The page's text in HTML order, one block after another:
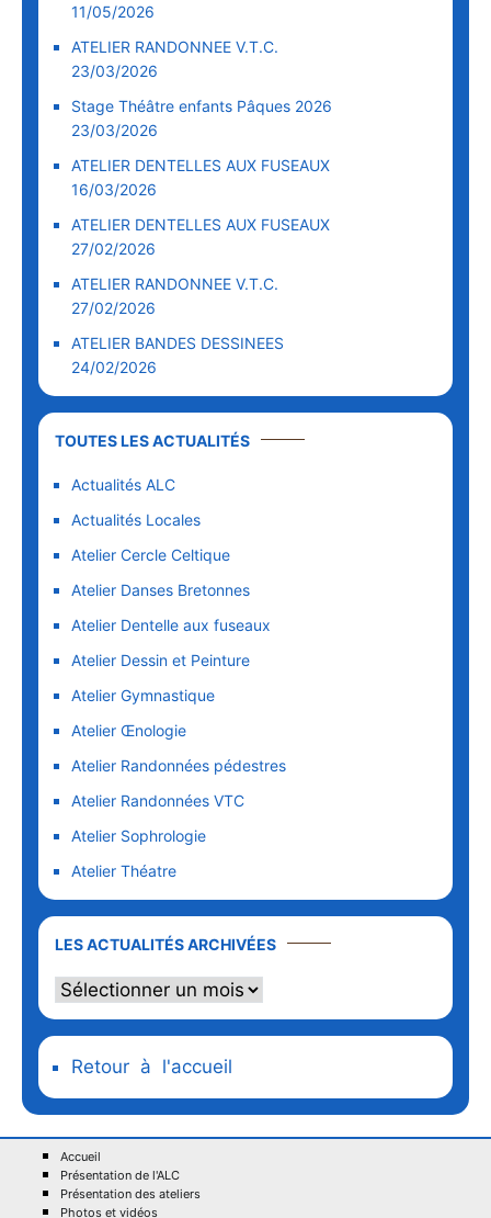
11/05/2026
ATELIER RANDONNEE V.T.C.
23/03/2026
Stage Théâtre enfants Pâques 2026
23/03/2026
ATELIER DENTELLES AUX FUSEAUX
16/03/2026
ATELIER DENTELLES AUX FUSEAUX
27/02/2026
ATELIER RANDONNEE V.T.C.
27/02/2026
ATELIER BANDES DESSINEES
24/02/2026
TOUTES LES ACTUALITÉS
Actualités ALC
Actualités Locales
Atelier Cercle Celtique
Atelier Danses Bretonnes
Atelier Dentelle aux fuseaux
Atelier Dessin et Peinture
Atelier Gymnastique
Atelier Œnologie
Atelier Randonnées pédestres
Atelier Randonnées VTC
Atelier Sophrologie
Atelier Théatre
LES ACTUALITÉS ARCHIVÉES
Retour à l'accueil
Accueil
Présentation de l'ALC
Présentation des ateliers
Photos et vidéos